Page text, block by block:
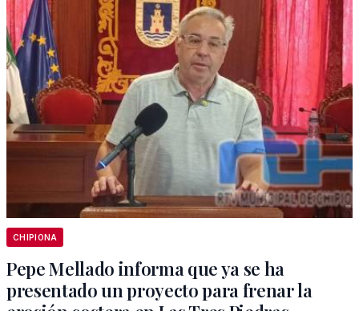
CHIPIONA
Pepe Mellado informa que ya se ha
presentado un proyecto para frenar la